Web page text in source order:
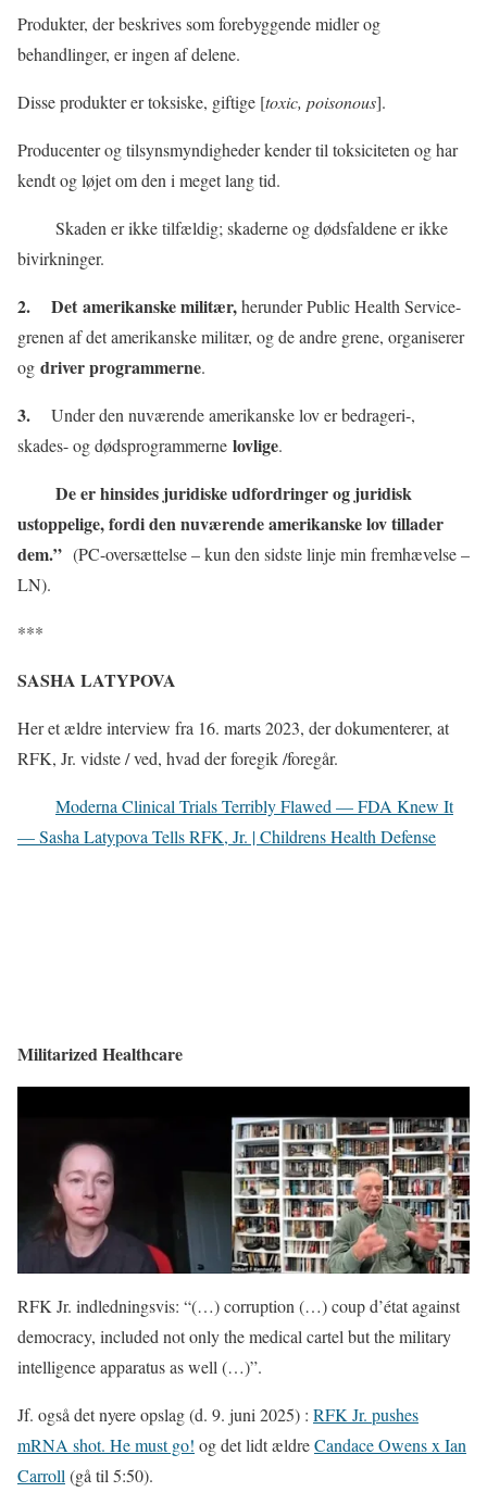
Produkter, der beskrives som forebyggende midler og
behandlinger, er ingen af delene.
Disse produkter er toksiske, giftige [toxic, poisonous].
Producenter og tilsynsmyndigheder kender til toksiciteten og har
kendt og løjet om den i meget lang tid.
Skaden er ikke tilfældig; skaderne og dødsfaldene er ikke
bivirkninger.
2. Det amerikanske militær,herunder Public Health Service-
grenen af det amerikanske militær, og de andre grene, organiserer
og driver programmerne.
3. Under den nuværende amerikanske lov er bedrageri-,
skades- og dødsprogrammerne lovlige.
De er hinsides juridiske udfordringer og juridisk
ustoppelige, fordi den nuværende amerikanske lov tillader
dem.” (PC-oversættelse – kun den sidste linje min fremhævelse –
LN).
***
SASHA LATYPOVA
Her et ældre interview fra 16. marts 2023, der dokumenterer, at
RFK, Jr. vidste / ved, hvad der foregik /foregår.
Moderna Clinical Trials Terribly Flawed — FDA Knew It
— Sasha Latypova Tells RFK, Jr. | Childrens Health Defense
Militarized Healthcare
RFK Jr. indledningsvis: “(…) corruption (…) coup d’état against
democracy, included not only the medical cartel but the military
intelligence apparatus as well (…)”.
Jf. også det nyere opslag (d. 9. juni 2025) : RFK Jr. pushes
mRNA shot. He must go! og det lidt ældreCandace Owens x Ian
Carroll (gå til 5:50).